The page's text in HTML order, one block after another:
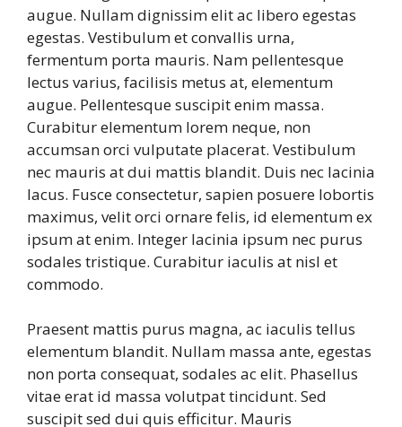
augue. Nullam dignissim elit ac libero egestas
egestas. Vestibulum et convallis urna,
fermentum porta mauris. Nam pellentesque
lectus varius, facilisis metus at, elementum
augue. Pellentesque suscipit enim massa.
Curabitur elementum lorem neque, non
accumsan orci vulputate placerat. Vestibulum
nec mauris at dui mattis blandit. Duis nec lacinia
lacus. Fusce consectetur, sapien posuere lobortis
maximus, velit orci ornare felis, id elementum ex
ipsum at enim. Integer lacinia ipsum nec purus
sodales tristique. Curabitur iaculis at nisl et
commodo.
Praesent mattis purus magna, ac iaculis tellus
elementum blandit. Nullam massa ante, egestas
non porta consequat, sodales ac elit. Phasellus
vitae erat id massa volutpat tincidunt. Sed
suscipit sed dui quis efficitur. Mauris